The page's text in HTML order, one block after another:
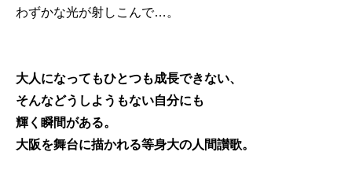
わずかな光が射しこんで…。
大人になってもひとつも成長できない、
そんなどうしようもない自分にも
輝く瞬間がある。
大阪を舞台に描かれる等身大の人間讃歌。